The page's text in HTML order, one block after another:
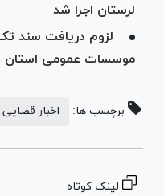
لرستان اجرا شد
لزوم دریافت سند
موسسات عمومی استان
برچسب ها: اخبار قضایی
لینک کوتاه